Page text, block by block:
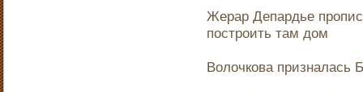
Жерар Депардье
построить там дом
Волочкова призналась